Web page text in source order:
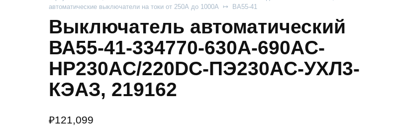
автоматические выключатели на токи от 250А до 1000А
ВА55-41
Выключатель автоматический
ВА55-41-334770-630А-690AC-
НР230AC/220DC-ПЭ230AC-УХЛ3-
КЭАЗ, 219162
₽121,099